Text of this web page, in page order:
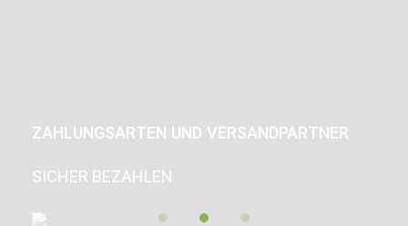
ZAHLUNGSARTEN UND VERSANDPARTNER
SICHER BEZAHLEN